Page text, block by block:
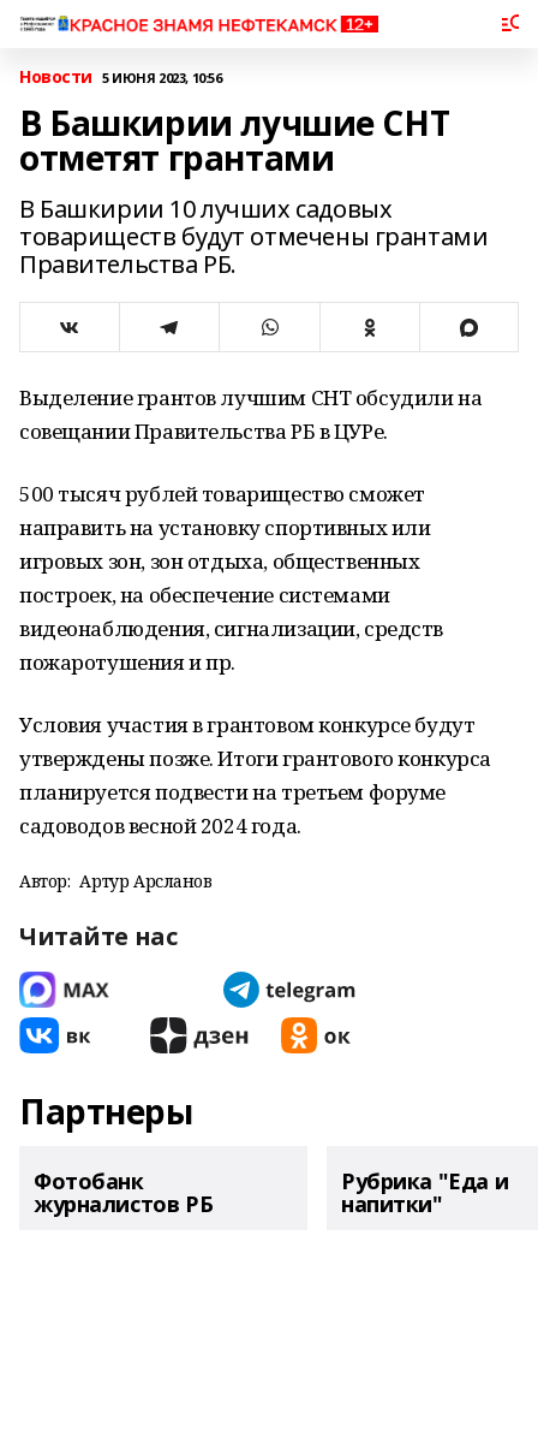
Новости 5 ИЮНЯ 2023, 10:56
В Башкирии лучшие СНТ
отметят грантами
В Башкирии 10 лучших садовых
товариществ будут отмечены грантами
Правительства РБ.
Выделение грантов лучшим СНТ обсудили на
совещании Правительства РБ в ЦУРе.
500 тысяч рублей товарищество сможет
направить на установку спортивных или
игровых зон, зон отдыха, общественных
построек, на обеспечение системами
видеонаблюдения, сигнализации, средств
пожаротушения и пр.
Условия участия в грантовом конкурсе будут
утверждены позже. Итоги грантового конкурса
планируется подвести на третьем форуме
садоводов весной 2024 года.
Автор: Артур Арсланов
Читайте нас
Партнеры
Фотобанк
журналистов РБ
Рубрика "Еда и
напитки"